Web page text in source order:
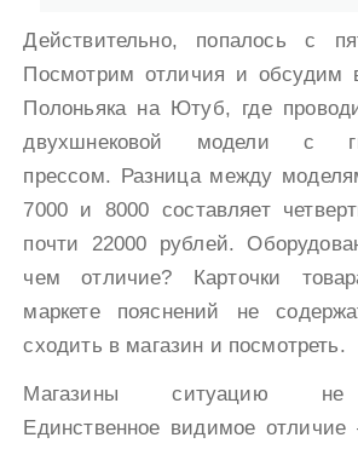
Действительно, попалось с
Посмотрим отличия и обсудим
Полоньяка на Ютуб, где
двухшнековой модели с
прессом. Разница между
7000 и 8000 составляет
почти 22000 рублей.
чем отличие? Карточки
маркете пояснений не
сходить в магазин и посмотреть.
Магазины ситуацию не
Единственное видимое